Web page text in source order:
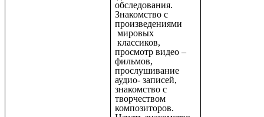
обследования.
Знакомство с
произведениями
мировых
классиков,
просмотр видео –
фильмов,
прослушивание
аудио- записей,
знакомство с
творчеством
композиторов.